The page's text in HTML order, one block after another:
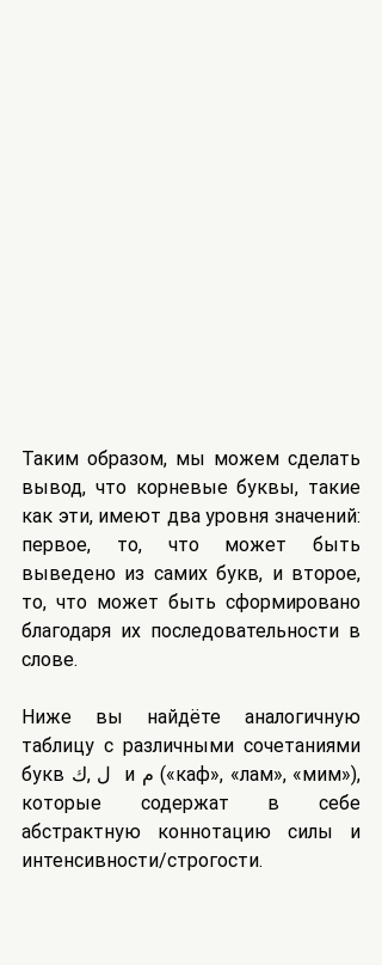
Таким образом, мы можем сделать
вывод, что корневые буквы, такие
как эти, имеют два уровня значений:
первое, то, что может быть
выведено из самих букв, и второе,
то, что может быть сформировано
благодаря их последовательности в
слове.
Ниже вы найдёте аналогичную
таблицу с различными сочетаниями
букв ل ,ك  и م («каф», «лам», «мим»),
которые содержат в себе
абстрактную коннотацию силы и
интенсивности/строгости.